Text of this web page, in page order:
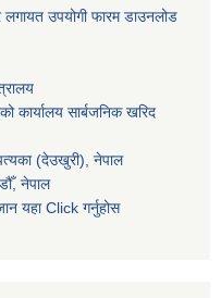
लगायत उपयोगी फारम डाउनलोड
कार्यालय सार्बजनिक खरिद
(देउखुरी), नेपाल
नेपाल
यहा Click गर्नुहोस